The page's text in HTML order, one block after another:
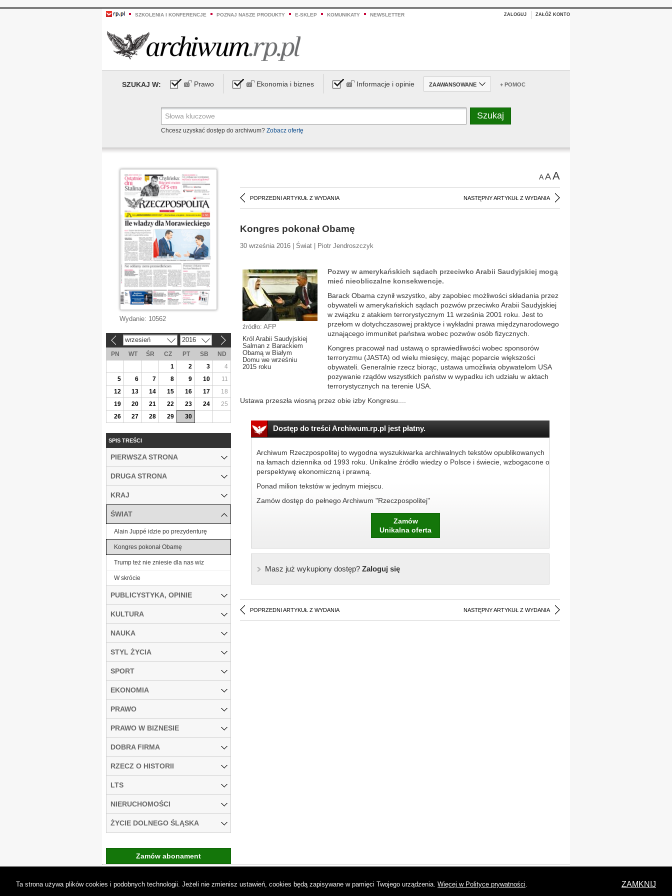
SZKOLENIA I KONFERENCJE POZNAJ NASZE PRODUKTY E-SKLEP KOMUNIKATY NEWSLETTER ZALOGUJ ZAŁÓŻ KONTO
SZUKAJ W: Prawo Ekonomia i biznes Informacje i opinie ZAAWANSOWANE + POMOC
Chcesz uzyskać dostęp do archiwum? Zobacz ofertę
AAA
POPRZEDNI ARTYKUŁ Z WYDANIA NASTĘPNY ARTYKUŁ Z WYDANIA
Kongres pokonał Obamę
30 września 2016 | Świat | Piotr Jendroszczyk
źródło: AFP
Król Arabii Saudyjskiej
Salman z Barackiem
Obamą w Białym
Domu we wrześniu
2015 roku
Pozwy w amerykańskich sądach przeciwko Arabii Saudyjskiej mogą
mieć nieobliczalne konsekwencje.
Barack Obama czynił wszystko, aby zapobiec możliwości składania przez
obywateli w amerykańskich sądach pozwów przeciwko Arabii Saudyjskiej
w związku z atakiem terrorystycznym 11 września 2001 roku. Jest to
przełom w dotychczasowej praktyce i wykładni prawa międzynarodowego
uznającego immunitet państwa wobec pozwów osób fizycznych.
Kongres pracował nad ustawą o sprawiedliwości wobec sponsorów
terroryzmu (JASTA) od wielu miesięcy, mając poparcie większości
obywateli. Generalnie rzecz biorąc, ustawa umożliwia obywatelom USA
pozywanie rządów wszystkich państw w wypadku ich udziału w aktach
terrorystycznych na terenie USA.
Ustawa przeszła wiosną przez obie izby Kongresu....
Dostęp do treści Archiwum.rp.pl jest płatny.
Archiwum Rzeczpospolitej to wygodna wyszukiwarka archiwalnych tekstów opublikowanych
na łamach dziennika od 1993 roku. Unikalne źródło wiedzy o Polsce i świecie, wzbogacone o
perspektywę ekonomiczną i prawną.
Ponad milion tekstów w jednym miejscu.
Zamów dostęp do pełnego Archiwum "Rzeczpospolitej"
Zamów
Unikalna oferta
Masz już wykupiony dostęp?Zaloguj się
POPRZEDNI ARTYKUŁ Z WYDANIA NASTĘPNY ARTYKUŁ Z WYDANIA
Wydanie: 10562
wrzesień 2016
PN WT ŚR CZ PT SB
ND
1
2 3
4
5
6 7 8 9 10
11
12
13 14 15 16 17
18
19
20 21 22 23 24
25
26
27 28 29 30
SPIS TREŚCI
PIERWSZA STRONA
DRUGA STRONA
KRAJ
ŚWIAT
Alain Juppé idzie po prezydenturę
Kongres pokonał Obamę
Trump też nie zniesie dla nas wiz
W skrócie
PUBLICYSTYKA, OPINIE
KULTURA
NAUKA
STYL ŻYCIA
SPORT
EKONOMIA
PRAWO
PRAWO W BIZNESIE
DOBRA FIRMA
RZECZ O HISTORII
LTS
NIERUCHOMOŚCI
ŻYCIE DOLNEGO ŚLĄSKA
Zamów abonament
Ta strona używa plików cookies i podobnych technologii. Jeżeli nie zmienisz ustawień, cookies będą zapisywane w pamięci Twojego urządzenia. Więcej w Polityce prywatności. ZAMKNIJ